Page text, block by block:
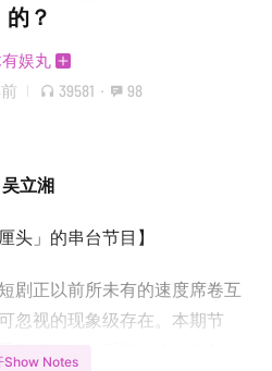
的？
娱丸
39581 · 98
立湘
头」的串台节目】
剧正以前所未有的速度席卷互
忽视的现象级存在。本期节
直媒体「娱乐资本论」的创始
Show Notes